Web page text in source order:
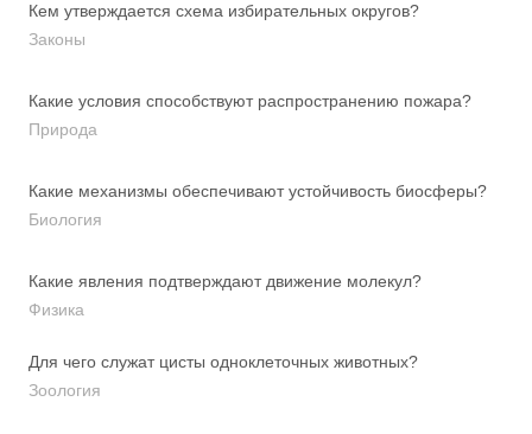
Кем утверждается схема избирательных округов?
Законы
Какие условия способствуют распространению пожара?
Природа
Какие механизмы обеспечивают устойчивость биосферы?
Биология
Какие явления подтверждают движение молекул?
Физика
Для чего служат цисты одноклеточных животных?
Зоология